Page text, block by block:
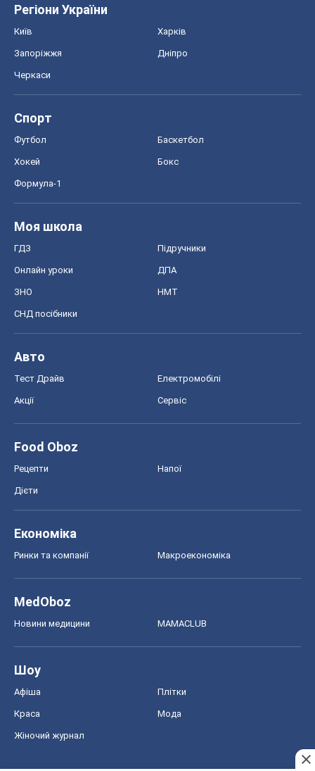
Регіони України
Київ Харків
Запоріжжя Дніпро
Черкаси
Спорт
Футбол Баскетбол
Хокей Бокс
Формула-1
Моя школа
ГДЗ Підручники
Онлайн уроки ДПА
ЗНО НМТ
СНД посібники
Авто
Тест Драйв Електромобілі
Акції Сервіс
Food Oboz
Рецепти Напої
Дієти
Економіка
Ринки та компанії Макроекономіка
MedOboz
Новини медицини MAMACLUB
Шоу
Афіша Плітки
Краса Мода
Жіночий журнал